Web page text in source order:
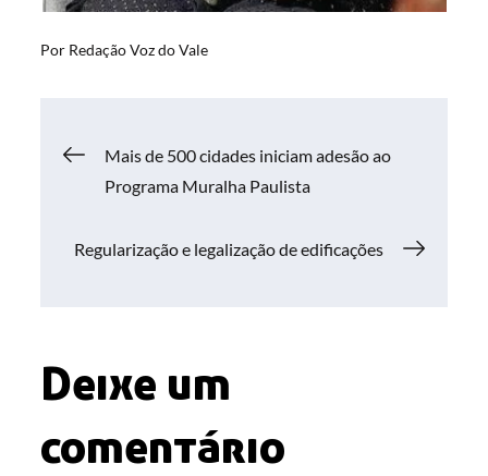
Por Redação Voz do Vale
Navegação
Mais de 500 cidades iniciam adesão ao
Programa Muralha Paulista
Regularização e legalização de edificações
Deixe um
comentário